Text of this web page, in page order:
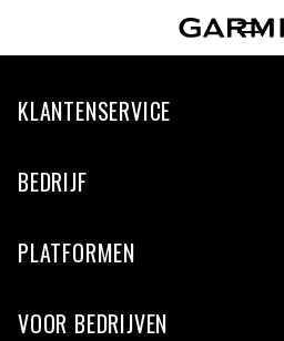
KLANTENSERVICE
BEDRIJF
PLATFORMEN
VOOR BEDRIJVEN